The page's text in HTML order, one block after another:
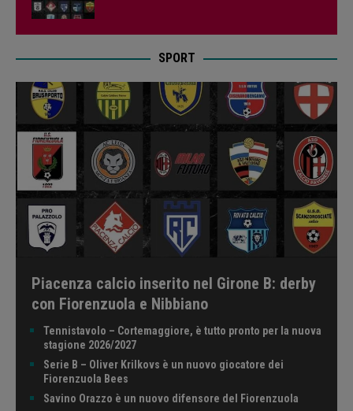
SPORT
Piacenza calcio inserito nel Girone B: derby
con Fiorenzuola e Nibbiano
Tennistavolo – Cortemaggiore, è tutto pronto per la nuova
stagione 2026/2027
Serie B – Oliver Krilkovs è un nuovo giocatore dei
Fiorenzuola Bees
Savino Orazzo è un nuovo difensore del Fiorenzuola